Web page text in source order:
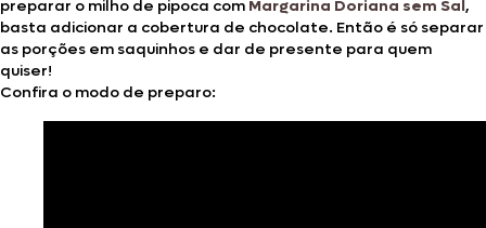
preparar o milho de pipoca com Margarina Doriana sem Sal,
basta adicionar a cobertura de chocolate. Então é só separar
as porções em saquinhos e dar de presente para quem
quiser!
Confira o modo de preparo: